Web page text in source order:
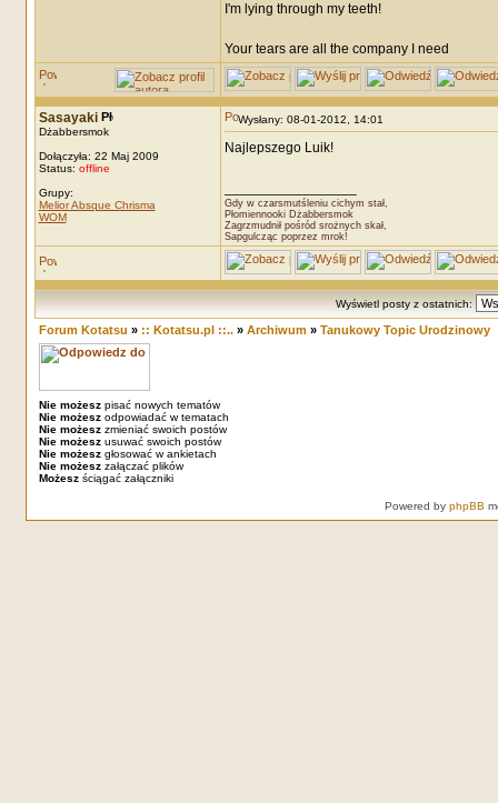
I'm lying through my teeth!
Your tears are all the company I need
Sasayaki
Dżabbersmok
Dołączyła: 22 Maj 2009
Status: offline
Grupy:
Melior Absque Chrisma
WOM
Wysłany: 08-01-2012, 14:01
Najlepszego Luik!
Gdy w czarsmutśleniu cichym stał,
Płomiennooki Dżabbersmok
Zagrzmudnił pośród srożnych skał,
Sapgulcząc poprzez mrok!
Wyświetl posty z ostatnich:
Forum Kotatsu » :: Kotatsu.pl ::..» Archiwum» Tanukowy Topic Urodzinowy
Nie możeszpisać nowych tematów
Nie możeszodpowiadać w tematach
Nie możeszzmieniać swoich postów
Nie możeszusuwać swoich postów
Nie możeszgłosować w ankietach
Nie możeszzałączać plików
Możeszściągać załączniki
Powered by phpBB